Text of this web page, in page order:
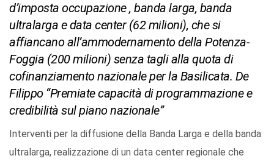
d’imposta occupazione , banda larga, banda
ultralarga e data center (62 milioni), che si
affiancano all’ammodernamento della Potenza-
Foggia (200 milioni) senza tagli alla quota di
cofinanziamento nazionale per la Basilicata. De
Filippo “Premiate capacità di programmazione e
credibilità sul piano nazionale”
Interventi per la diffusione della Banda Larga e della banda
ultralarga, realizzazione di un data center regionale che